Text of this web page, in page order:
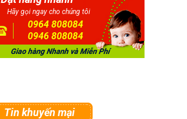
Hãy gọi ngay cho chúng tôi
0964 808084
0946 808084
Tin khuyến mại